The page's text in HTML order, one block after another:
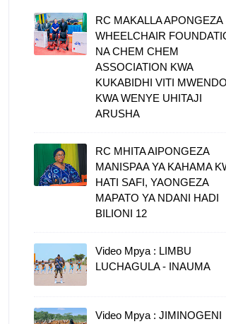
RC MAKALLA APONGEZA
WHEELCHAIR
NA CHEM CHEM
ASSOCIATION KWA
KUKABIDHI VITI
KWA WENYE UHITAJI
ARUSHA
RC MHITA AIPONGEZA
MANISPAA YA KAHAMA
HATI SAFI, YAONGEZA
MAPATO YA NDANI HADI
BILIONI 12
Video Mpya : LIMBU
LUCHAGULA - INAUMA
Video Mpya : JIMINOGENI